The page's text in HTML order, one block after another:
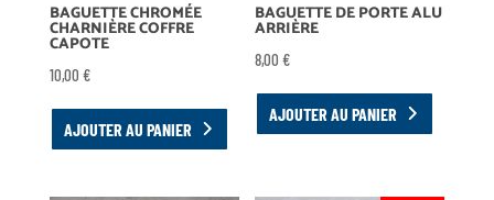
BAGUETTE CHROMÉE
CHARNIÈRE COFFRE
CAPOTE
10,00 €
AJOUTER AU PANIER
BAGUETTE DE PORTE ALU
ARRIÈRE
8,00€
AJOUTER AU PANIER